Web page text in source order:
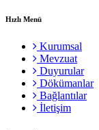
Hızlı Menü
Kurumsal
Mevzuat
Duyurular
Dökümanlar
Bağlantılar
İletişim